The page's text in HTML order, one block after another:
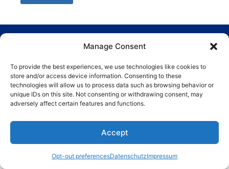
Manage Consent
To provide the best experiences, we use technologies like cookies to
store and/or access device information. Consenting to these
technologies will allow us to process data such as browsing behavior or
unique IDs on this site. Not consenting or withdrawing consent, may
adversely affect certain features and functions.
Accept
Opt-out preferencesDatenschutzImpressum